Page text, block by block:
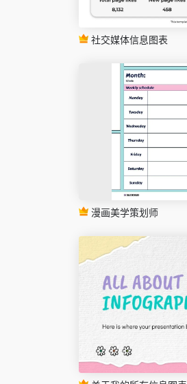
社交媒体信息图表
漫画美学策划师